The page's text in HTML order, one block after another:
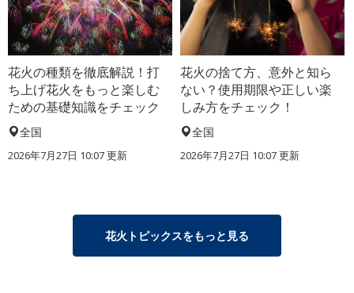
花火の種類を徹底解説！打
ち上げ花火をもっと楽しむ
ための基礎知識をチェック
全国
2026年7月27日 10:07 更新
花火の捨て方、意外と知ら
ない？使用期限や正しい楽
しみ方をチェック！
全国
2026年7月27日 10:07 更新
花火トピックスをもっと見る